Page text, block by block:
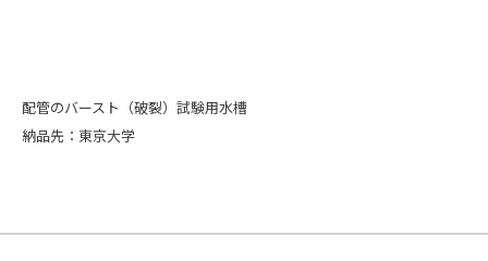
配管のバースト（破裂）試験用水槽
納品先：東京大学